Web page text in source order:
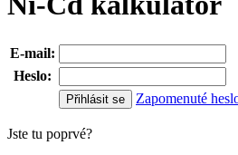
E-mail:
Heslo:
Zapomenuté
Jste tu poprvé?